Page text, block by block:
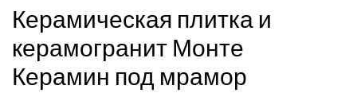
Керамическая плитка и
керамогранит Монте
Керамин под мрамор